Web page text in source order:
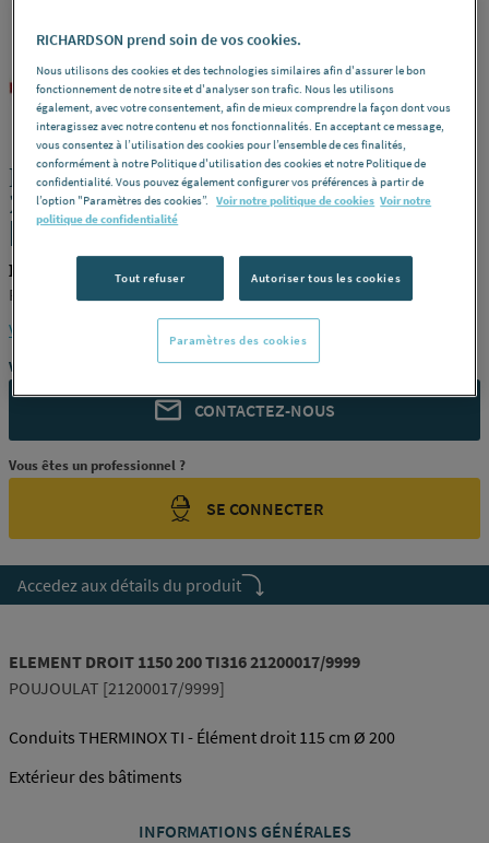
POUJOULAT REF : 2274E
ELEMENT DROIT 1150 200 TI316
21200017/9999 POUJOULAT
[21200017/9999]
POUJOULAT 21200017/9999
POUJOULAT [21200017/9999]
Voir la description complète
Vous avez un projet ?
CONTACTEZ-NOUS
Vous êtes un professionnel ?
SE CONNECTER
Accedez aux détails du produit
ELEMENT DROIT 1150 200 TI316 21200017/9999
POUJOULAT [21200017/9999]
Conduits THERMINOX TI - Élément droit 115 cm Ø 200
Extérieur des bâtiments
INFORMATIONS GÉNÉRALES
RICHARDSON prend soin de vos cookies.
Nous utilisons des cookies et des technologies similaires afin d'assurer le bon
fonctionnement de notre site et d'analyser son trafic. Nous les utilisons
également, avec votre consentement, afin de mieux comprendre la façon dont vous
interagissez avec notre contenu et nos fonctionnalités. En acceptant ce message,
vous consentez à l’utilisation des cookies pour l’ensemble de ces finalités,
conformément à notre Politique d'utilisation des cookies et notre Politique de
confidentialité. Vous pouvez également configurer vos préférences à partir de
l’option "Paramètres des cookies”. Voir notre politique de cookies Voir notre
politique de confidentialité
Tout refuser Autoriser tous les cookies
Paramètres des cookies